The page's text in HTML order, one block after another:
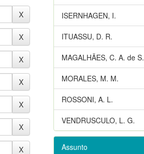
ISERNHAGEN, I.
ITUASSU, D. R.
MAGALHÃES, C. A. de S.
MORALES, M. M.
ROSSONI, A. L.
VENDRUSCULO, L. G.
Assunto